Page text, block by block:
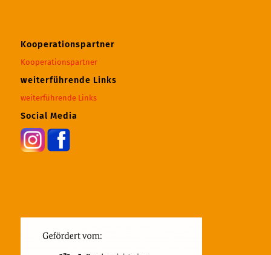
Kooperationspartner
Kooperationspartner
weiterführende Links
weiterführende Links
Social Media